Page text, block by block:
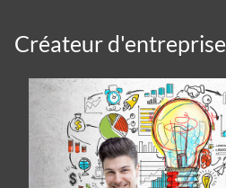
Créateur d'entreprise